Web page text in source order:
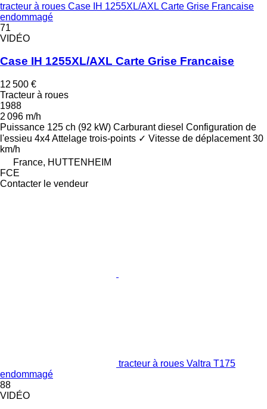
tracteur à roues Case IH 1255XL/AXL Carte Grise Francaise
endommagé
71
VIDÉO
Case IH 1255XL/AXL Carte Grise Francaise
12 500 €
Tracteur à roues
1988
2 096 m/h
Puissance 125 ch (92 kW) Carburant diesel Configuration de
l'essieu 4x4Attelage trois-points ✓ Vitesse de déplacement 30
km/h
France, HUTTENHEIM
FCE
Contacter le vendeur
tracteur à roues Valtra T175
endommagé
88
VIDÉO